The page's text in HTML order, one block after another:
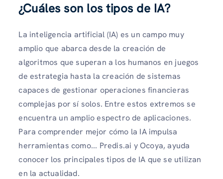
¿Cuáles son los tipos de IA?
La inteligencia artificial (IA) es un campo muy
amplio que abarca desde la creación de
algoritmos que superan a los humanos en juegos
de estrategia hasta la creación de sistemas
capaces de gestionar operaciones financieras
complejas por sí solos. Entre estos extremos se
encuentra un amplio espectro de aplicaciones.
Para comprender mejor cómo la IA impulsa
herramientas como... Predis.ai y Ocoya, ayuda
conocer los principales tipos de IA que se utilizan
en la actualidad.